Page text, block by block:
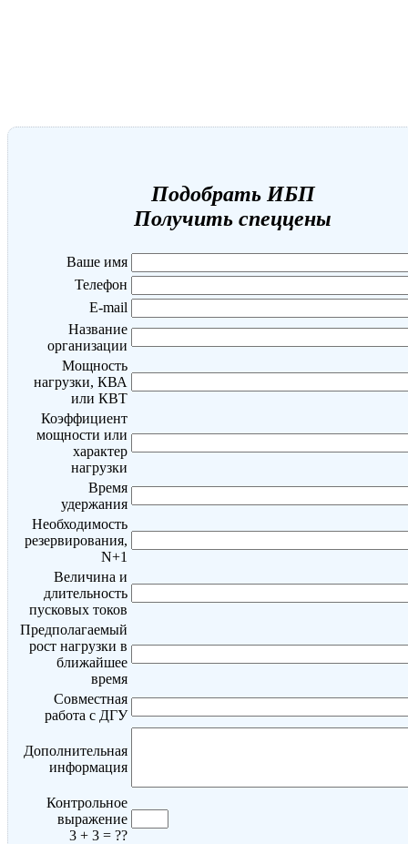
Подобрать ИБП
Получить спеццены
Ваше имя
Телефон
E-mail
Название
организации
Мощность
нагрузки, КВА
или КВТ
Коэффициент
мощности или
характер
нагрузки
Время
удержания
Необходимость
резервирования,
N+1
Величина и
длительность
пусковых токов
Предполагаемый
рост нагрузки в
ближайшее
время
Совместная
работа с ДГУ
Дополнительная
информация
Контрольное
выражение
3 + 3 = ??